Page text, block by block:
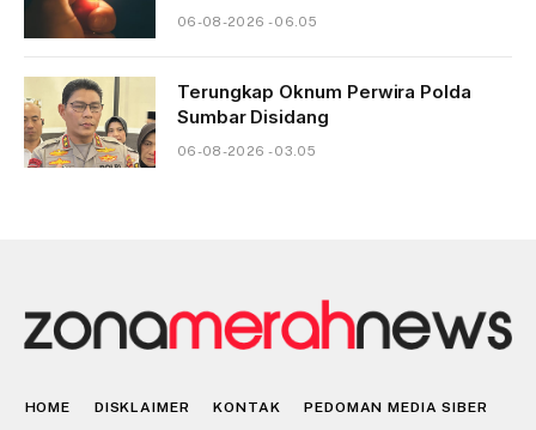
06-08-2026 - 06.05
Terungkap Oknum Perwira Polda
Sumbar Disidang
06-08-2026 - 03.05
HOME DISKLAIMER KONTAK PEDOMAN MEDIA SIBER